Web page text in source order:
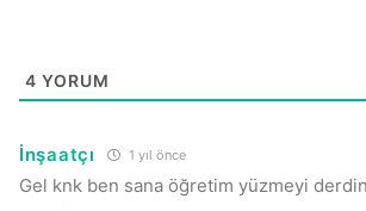
4 YORUM
İnşaatçı 1 yıl önce
Gel knk ben sana öğretim yüzmeyi